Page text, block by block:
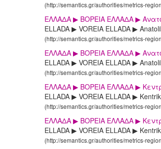
(http://semantics.gr/authorities/metrics-
ΕΛΛΑΔΑ ▶ ΒΟΡΕΙΑ ΕΛΛΑΔΑ ▶
ELLADA ▶ VOREIA ELLADA ▶
(http://semantics.gr/authorities/metrics-
ΕΛΛΑΔΑ ▶ ΒΟΡΕΙΑ ΕΛΛΑΔΑ ▶
ELLADA ▶ VOREIA ELLADA ▶
(http://semantics.gr/authorities/metrics-
ΕΛΛΑΔΑ ▶ ΒΟΡΕΙΑ ΕΛΛΑΔΑ ▶
ELLADA ▶ VOREIA ELLADA ▶
(http://semantics.gr/authorities/metrics-
ΕΛΛΑΔΑ ▶ ΒΟΡΕΙΑ ΕΛΛΑΔΑ ▶
ELLADA ▶ VOREIA ELLADA ▶
(http://semantics.gr/authorities/metrics-